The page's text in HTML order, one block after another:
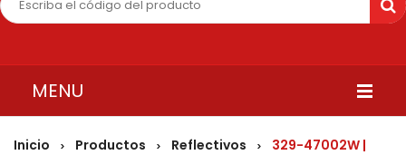
MENU
INICIO
Inicio > Productos > Reflectivos >
329-47002W |